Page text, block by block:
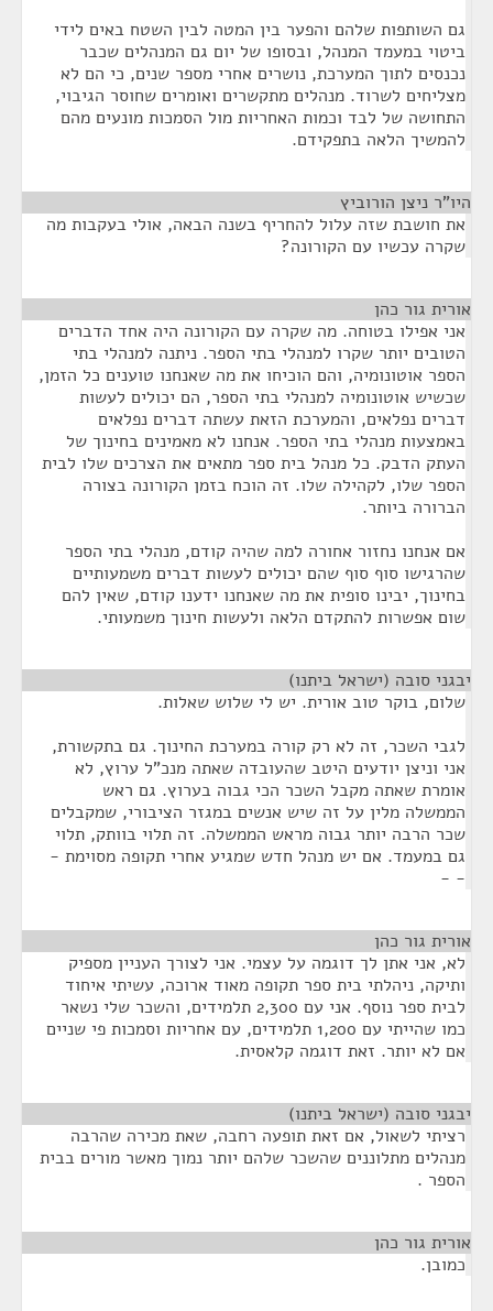
גם השותפות שלהם והפער בין המטה לבין השטח באים לידי
ביטוי במעמד המנהל, ובסופו של יום גם המנהלים שכבר
נכנסים לתוך המערכת, נושרים אחרי מספר שנים, כי הם לא
מצליחים לשרוד. מנהלים מתקשרים ואומרים שחוסר הגיבוי,
התחושה של לבד וכמות האחריות מול הסמכות מונעים מהם
להמשיך הלאה בתפקידם.
היו"ר ניצן הורוביץ
את חושבת שזה עלול להחריף בשנה הבאה, אולי בעקבות מה
שקרה עכשיו עם הקורונה?
אורית גור כהן
אני אפילו בטוחה. מה שקרה עם הקורונה היה אחד הדברים
הטובים יותר שקרו למנהלי בתי הספר. ניתנה למנהלי בתי
הספר אוטונומיה, והם הוכיחו את מה שאנחנו טוענים כל הזמן,
שכשיש אוטונומיה למנהלי בתי הספר, הם יכולים לעשות
דברים נפלאים, והמערכת הזאת עשתה דברים נפלאים
באמצעות מנהלי בתי הספר. אנחנו לא מאמינים בחינוך של
העתק הדבק. כל מנהל בית ספר מתאים את הצרכים שלו לבית
הספר שלו, לקהילה שלו. זה הוכח בזמן הקורונה בצורה
הברורה ביותר.
אם אנחנו נחזור אחורה למה שהיה קודם, מנהלי בתי הספר
שהרגישו סוף סוף שהם יכולים לעשות דברים משמעותיים
בחינוך, יבינו סופית את מה שאנחנו ידענו קודם, שאין להם
שום אפשרות להתקדם הלאה ולעשות חינוך משמעותי.
יבגני סובה (ישראל ביתנו)
שלום, בוקר טוב אורית. יש לי שלוש שאלות.
לגבי השכר, זה לא רק קורה במערכת החינוך. גם בתקשורת,
אני וניצן יודעים היטב שהעובדה שאתה מנכ"ל ערוץ, לא
אומרת שאתה מקבל השכר הכי גבוה בערוץ. גם ראש
הממשלה מלין על זה שיש אנשים במגזר הציבורי, שמקבלים
שכר הרבה יותר גבוה מראש הממשלה. זה תלוי בוותק, תלוי
גם במעמד. אם יש מנהל חדש שמגיע אחרי תקופה מסוימת -
- -
אורית גור כהן
לא, אני אתן לך דוגמה על עצמי. אני לצורך העניין מספיק
ותיקה, ניהלתי בית ספר תקופה מאוד ארוכה, עשיתי איחוד
לבית ספר נוסף. אני עם 2,300 תלמידים, והשכר שלי נשאר
כמו שהייתי עם 1,200 תלמידים, עם אחריות וסמכות פי שניים
אם לא יותר. זאת דוגמה קלאסית.
יבגני סובה (ישראל ביתנו)
רציתי לשאול, אם זאת תופעה רחבה, שאת מכירה שהרבה
מנהלים מתלוננים שהשכר שלהם יותר נמוך מאשר מורים בבית
הספר .
אורית גור כהן
כמובן.